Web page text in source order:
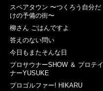
スペアタウン 〜つくろう自分だ
けの予備の街〜
柳さん ごはんですよ
答えのない問い
今日もまたそんな日
プロサウナーSHOW ＆ プロテイ
ナーYUSUKE
プロゴルファー! HIKARU